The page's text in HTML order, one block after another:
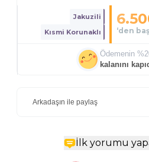
Jakuzili
Kısmi Korunaklı
‘den
Ödemenin %
kalanını
Arkadaşın ile paylaş
İlk yorumu